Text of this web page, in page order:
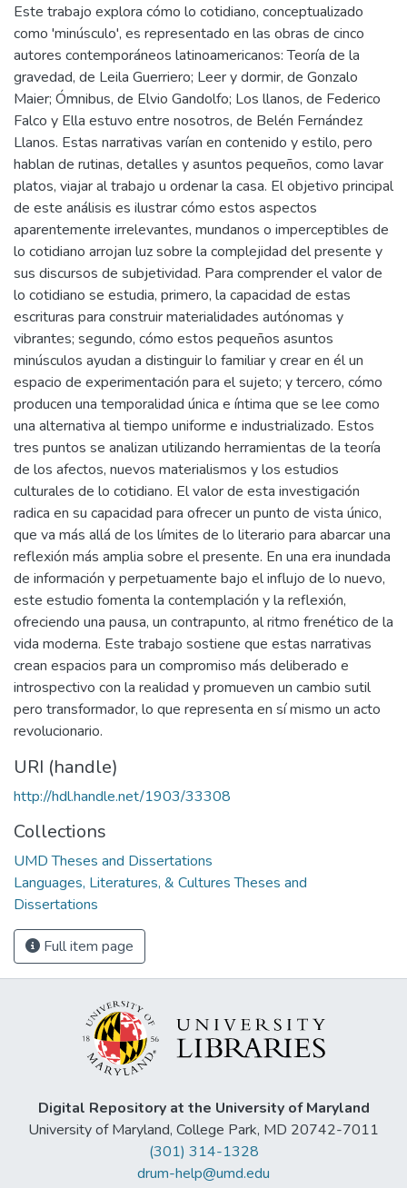
Este trabajo explora cómo lo cotidiano, conceptualizado
como 'minúsculo', es representado en las obras de cinco
autores contemporáneos latinoamericanos: Teoría de la
gravedad, de Leila Guerriero; Leer y dormir, de Gonzalo
Maier; Ómnibus, de Elvio Gandolfo; Los llanos, de Federico
Falco y Ella estuvo entre nosotros, de Belén Fernández
Llanos. Estas narrativas varían en contenido y estilo, pero
hablan de rutinas, detalles y asuntos pequeños, como lavar
platos, viajar al trabajo u ordenar la casa. El objetivo principal
de este análisis es ilustrar cómo estos aspectos
aparentemente irrelevantes, mundanos o imperceptibles de
lo cotidiano arrojan luz sobre la complejidad del presente y
sus discursos de subjetividad. Para comprender el valor de
lo cotidiano se estudia, primero, la capacidad de estas
escrituras para construir materialidades autónomas y
vibrantes; segundo, cómo estos pequeños asuntos
minúsculos ayudan a distinguir lo familiar y crear en él un
espacio de experimentación para el sujeto; y tercero, cómo
producen una temporalidad única e íntima que se lee como
una alternativa al tiempo uniforme e industrializado. Estos
tres puntos se analizan utilizando herramientas de la teoría
de los afectos, nuevos materialismos y los estudios
culturales de lo cotidiano. El valor de esta investigación
radica en su capacidad para ofrecer un punto de vista único,
que va más allá de los límites de lo literario para abarcar una
reflexión más amplia sobre el presente. En una era inundada
de información y perpetuamente bajo el influjo de lo nuevo,
este estudio fomenta la contemplación y la reflexión,
ofreciendo una pausa, un contrapunto, al ritmo frenético de la
vida moderna. Este trabajo sostiene que estas narrativas
crean espacios para un compromiso más deliberado e
introspectivo con la realidad y promueven un cambio sutil
pero transformador, lo que representa en sí mismo un acto
revolucionario.
URI (handle)
http://hdl.handle.net/1903/33308
Collections
UMD Theses and Dissertations
Languages, Literatures, & Cultures Theses and
Dissertations
Full item page
Digital Repository at the University of Maryland
University of Maryland, College Park, MD 20742-7011
(301) 314-1328
drum-help@umd.edu